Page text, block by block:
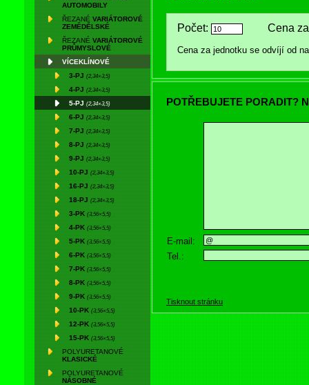
AUTOMOBILY
ŘEZANÉ VARIÁTOROVÉ
ZEMĚDĚLSKÉ
ŘEZANÉ VARIÁTOROVÉ
PRŮMYSLOVÉ
VÍCEKLÍNOVÉ
3-PJ (2,34×3,5)
4-PJ (2,34×3,5)
5-PJ (2,34×3,5)
6-PJ (2,34×3,5)
7-PJ (2,34×3,5)
8-PJ (2,34×3,5)
9-PJ (2,34×3,5)
10-PJ (2,34×3,5)
16-PJ (2,34×3,5)
18-PJ (2,34×3,5)
3-PK (3,56×5,5)
4-PK (3,56×5,5)
5-PK (3,56×5,5)
6-PK (3,56×5,5)
7-PK (3,56×5,5)
8-PK (3,56×5,5)
9-PK (3,56×5,5)
10-PK (3,56×5,5)
12-PK (3,56×5,5)
15-PK (3,56×5,5)
POLYURETANOVÉ
KLASICKÉ
POLYURETANOVÉ
NÁSOBNÉ
Počet: Cena za
Cena za jednotku se odvíjí od
POTŘEBUJETE PORADIT?
E-mail:
Tel.:
Tisknout stránku